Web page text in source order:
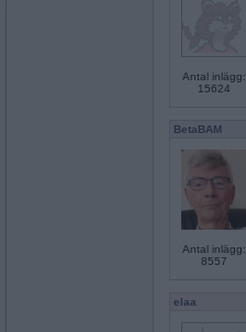
Antal inlägg:
15624
BetaBAM
Antal inlägg:
8557
elaa